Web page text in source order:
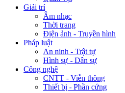
Giải trí
Âm nhạc
Thời trang
Điện ảnh - Truyền hình
Pháp luật
An ninh - Trật tự
Hình sự - Dân sự
Công nghệ
CNTT - Viễn thông
Thiết bị - Phần cứng